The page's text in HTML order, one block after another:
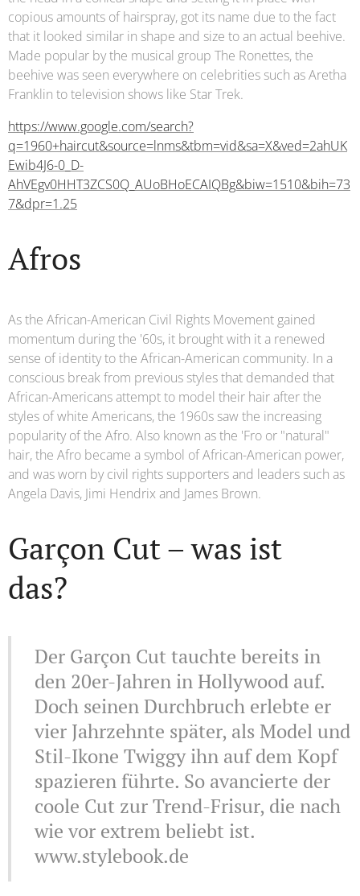
copious amounts of hairspray, got its name due to the fact
that it looked similar in shape and size to an actual beehive.
Made popular by the musical group The Ronettes, the
beehive was seen everywhere on celebrities such as Aretha
Franklin to television shows like Star Trek.
https://www.google.com/search?
q=1960+haircut&source=lnms&tbm=vid&sa=X&ved=2ahUK
Ewib4J6-0_D-
AhVEgv0HHT3ZCS0Q_AUoBHoECAIQBg&biw=1510&bih=73
7&dpr=1.25
Afros
As the African-American Civil Rights Movement gained
momentum during the '60s, it brought with it a renewed
sense of identity to the African-American community. In a
conscious break from previous styles that demanded that
African-Americans attempt to model their hair after the
styles of white Americans, the 1960s saw the increasing
popularity of the Afro. Also known as the 'Fro or "natural"
hair, the Afro became a symbol of African-American power,
and was worn by civil rights supporters and leaders such as
Angela Davis, Jimi Hendrix and James Brown.
Garçon Cut – was ist
das?
Der Garçon Cut tauchte bereits in
den 20er-Jahren in Hollywood auf.
Doch seinen Durchbruch erlebte er
vier Jahrzehnte später, als Model und
Stil-Ikone Twiggy ihn auf dem Kopf
spazieren führte. So avancierte der
coole Cut zur Trend-Frisur, die nach
wie vor extrem beliebt ist.
www.stylebook.de